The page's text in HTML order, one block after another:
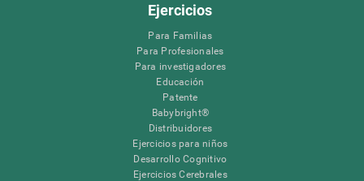
Ejercicios
Para Familias
Para Profesionales
Para investigadores
Educación
Patente
Babybright®
Distribuidores
Ejercicios para niños
Desarrollo Cognitivo
Ejercicios Cerebrales